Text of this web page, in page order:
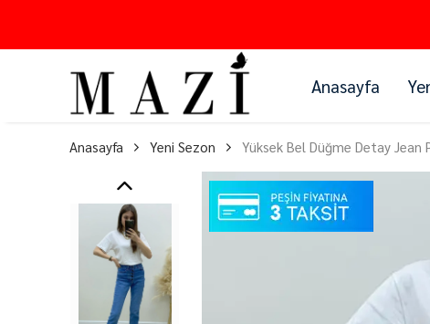
Anasayfa
Anasayfa Yeni Sezon Yüksek Bel Düğme Detay Jean